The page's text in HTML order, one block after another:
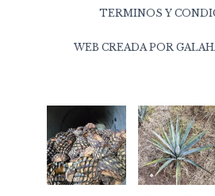
TERMINOS Y
WEB CREADA POR